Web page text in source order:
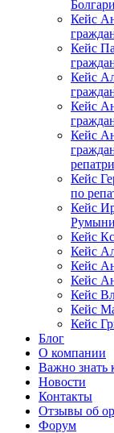
Кейс
Кейс
Кейс
Кейс
Кейс
Кейс
по
Кейс
Кейс
Кейс
Кейс
Кейс
Кейс
Кейс
Кейс
Блог
О компании
Важно знать
Новости
Контакты
Отзывы об
Форум